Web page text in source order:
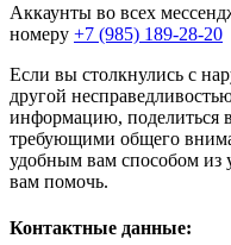
Аккаунты во всех
номеру +7 (985) 189-28-20
Если вы столкнулись с
другой
информацию, поделиться
требующими общего
удобным вам способом из
вам помочь.
Контактные данные: